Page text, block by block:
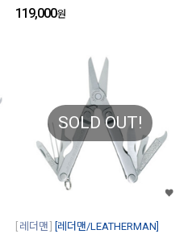
119,000원
SOLD OUT!
레더맨
[레더맨/LEATHERMAN]